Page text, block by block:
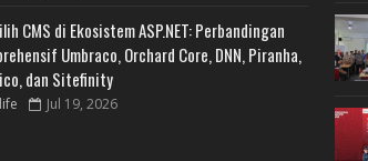
CMS di Ekosistem ASP.NET: Perbandingan
Umbraco, Orchard Core, DNN, Piranha,
dan Sitefinity
Jul 19, 2026